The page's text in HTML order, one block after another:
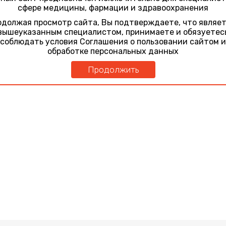
сфере медицины, фармации и здравоохранения
просмотр сайта, Вы подтверждаете, что
специалистом, принимаете и
соблюдать условия Соглашения о пользовании сайтом и
обработке персональных данных
Продолжить